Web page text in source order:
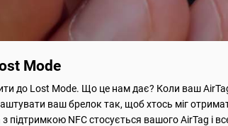
Mode
до Lost Mode. Що це нам дає? Коли ваш
ваш брелок так, щоб хтось міг
NFC стосується вашого AirTag і